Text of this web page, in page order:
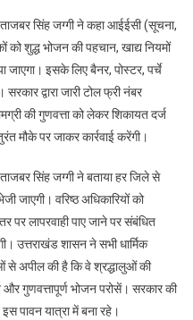
सिंह जग्गी ने कहा आईईसी (सूचना,
को शुद्ध भोजन की पहचान, खाद्य नियमों
इसके लिए बैनर, पोस्टर, पर्चे
द्वारा जारी टोल फ्री नंबर
की गुणवत्ता को लेकर शिकायत दर्ज
मौके पर जाकर कार्रवाई करेंगी।
सिंह जग्गी ने बताया हर जिले से
जाएगी। वरिष्ठ अधिकारियों को
पर लापरवाही पाए जाने पर संबंधित
उत्तराखंड शासन ने सभी धार्मिक
से अपील की है कि वे श्रद्धालुओं की
गुणवत्तापूर्ण भोजन परोसें। सरकार की
पावन यात्रा में बना रहे।